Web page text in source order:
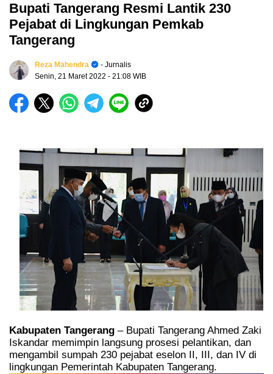
Bupati Tangerang Resmi Lantik 230
Pejabat di Lingkungan Pemkab
Tangerang
Reza Mahendra
- Jurnalis
Senin, 21 Maret 2022 - 21:08 WIB
Kabupaten Tangerang – Bupati Tangerang Ahmed Zaki
Iskandar memimpin langsung prosesi pelantikan, dan
mengambil sumpah 230 pejabat eselon II, III, dan IV di
lingkungan Pemerintah Kabupaten Tangerang.